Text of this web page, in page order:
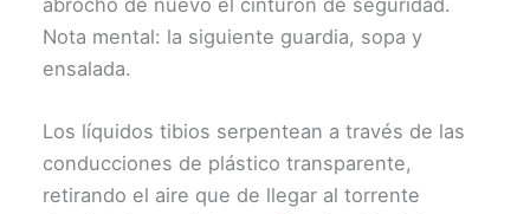
abrocho de nuevo el cinturón de seguridad.
Nota mental: la siguiente guardia, sopa y
ensalada.
Los líquidos tibios serpentean a través de las
conducciones de plástico transparente,
retirando el aire que de llegar al torrente